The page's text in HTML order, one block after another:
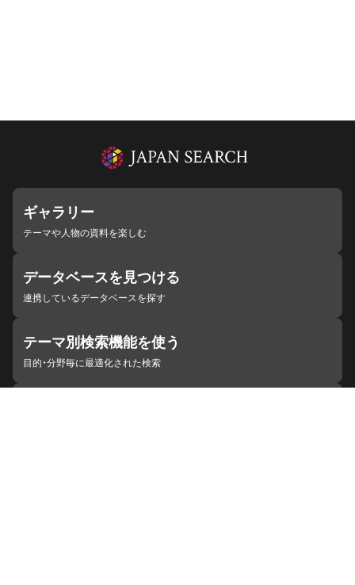
ギャラリー
テーマや人物の資料を楽しむ
データベースを見つける
連携しているデータベースを探す
テーマ別検索機能を使う
目的・分野毎に最適化された検索